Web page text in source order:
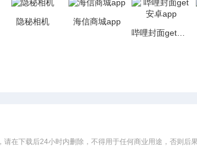
隐秘相机
海信商城app
在下载后24小时内删除，不得用于任何商业用途，否则后